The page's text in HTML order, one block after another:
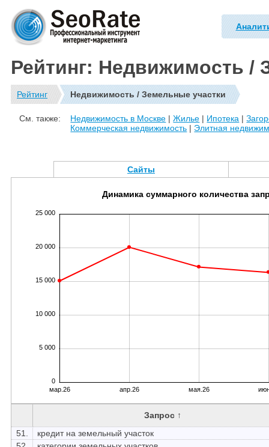
Рейтинг: Недвижимость /
Рейтинг Недвижимость / Земельные участки
См. также: Недвижимость в Москве |Жилье | Ипотека |
Коммерческая недвижимость | Элитная
Сайты
0
5 000
10 000
15 000
20 000
25 000
мар.26 апр.26 мая.26
Динамика суммарного количества
Запрос ↑
51.
кредит на земельный участок